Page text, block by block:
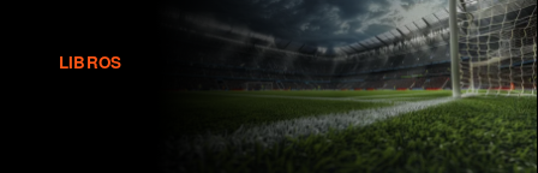
LIBROS